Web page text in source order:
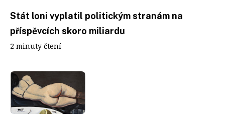
Stát loni vyplatil politickým stranám na
příspěvcích skoro miliardu
2 minuty čtení